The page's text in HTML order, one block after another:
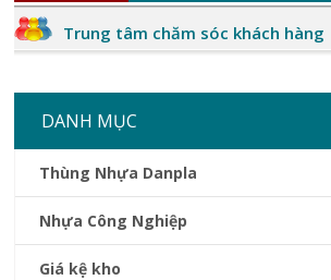
Trung tâm chăm sóc khách hàng
DANH MỤC
Thùng Nhựa Danpla
Nhựa Công Nghiệp
Giá kệ kho